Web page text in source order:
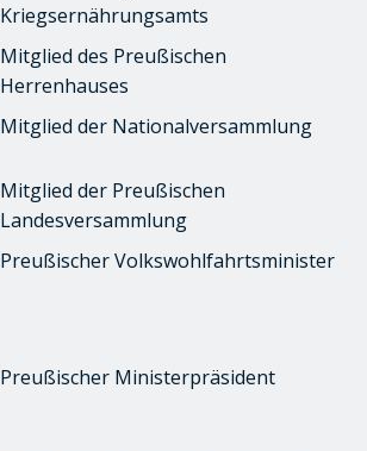
Kriegsernährungsamts
Mitglied des Preußischen
Herrenhauses
Mitglied der Nationalversammlung
Mitglied der Preußischen
Landesversammlung
Preußischer Volkswohlfahrtsminister
Preußischer Ministerpräsident